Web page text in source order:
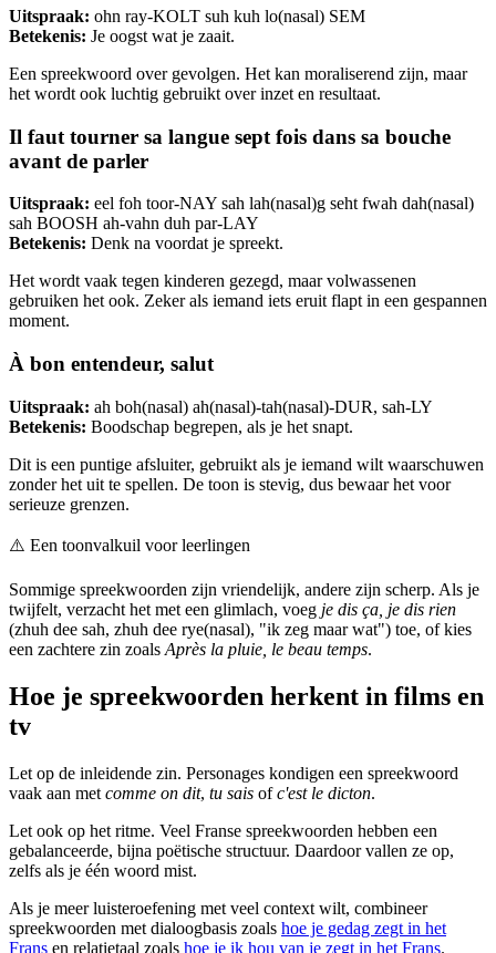
Uitspraak: ohn ray-KOLT suh kuh lo(nasal) SEM
Betekenis: Je oogst wat je zaait.
Een spreekwoord over gevolgen. Het kan moraliserend zijn, maar
het wordt ook luchtig gebruikt over inzet en resultaat.
Il faut tourner sa langue sept fois dans sa bouche
avant de parler
Uitspraak: eel foh toor-NAY sah lah(nasal)g seht fwah dah(nasal)
sah BOOSH ah-vahn duh par-LAY
Betekenis: Denk na voordat je spreekt.
Het wordt vaak tegen kinderen gezegd, maar volwassenen
gebruiken het ook. Zeker als iemand iets eruit flapt in een gespannen
moment.
À bon entendeur, salut
Uitspraak: ah boh(nasal) ah(nasal)-tah(nasal)-DUR, sah-LY
Betekenis: Boodschap begrepen, als je het snapt.
Dit is een puntige afsluiter, gebruikt als je iemand wilt waarschuwen
zonder het uit te spellen. De toon is stevig, dus bewaar het voor
serieuze grenzen.
⚠️ Een toonvalkuil voor leerlingen
Sommige spreekwoorden zijn vriendelijk, andere zijn scherp. Als je
twijfelt, verzacht het met een glimlach, voeg je dis ça, je dis rien
(zhuh dee sah, zhuh dee rye(nasal), "ik zeg maar wat") toe, of kies
een zachtere zin zoals Après la pluie, le beau temps.
Hoe je spreekwoorden herkent in films en
tv
Let op de inleidende zin. Personages kondigen een spreekwoord
vaak aan met comme on dit, tu sais ofc'est le dicton.
Let ook op het ritme. Veel Franse spreekwoorden hebben een
gebalanceerde, bijna poëtische structuur. Daardoor vallen ze op,
zelfs als je één woord mist.
Als je meer luisteroefening met veel context wilt, combineer
spreekwoorden met dialoogbasis zoals hoe je gedag zegt in het
Frans en relatietaal zoals hoe je ik hou van je zegt in het Frans.